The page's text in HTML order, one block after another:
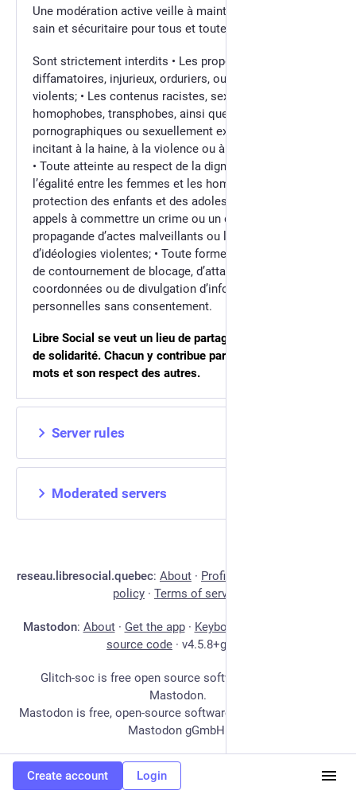
Une modération active veille à maintenir un espace
sain et sécuritaire pour tous et toutes.
Sont strictement interdits • Les propos calomnieux,
diffamatoires, injurieux, orduriers, outrageants ou
violents; • Les contenus racistes, sexistes,
homophobes, transphobes, ainsi que les contenus
pornographiques ou sexuellement explicites, ou
incitant à la haine, à la violence ou à la discrimination;
• Toute atteinte au respect de la dignité humaine, à
l’égalité entre les femmes et les hommes, ainsi qu’à la
protection des enfants et des adolescents; • Les
appels à commettre un crime ou un délit, la
propagande d’actes malveillants ou la promotion
d’idéologies violentes; • Toute forme de harcèlement,
de contournement de blocage, d’attaques
coordonnées ou de divulgation d’informations
personnelles sans consentement.
Libre Social se veut un lieu de partage, de réflexion et
de solidarité. Chacun y contribue par sa présence, ses
mots et son respect des autres.
Server rules
Moderated servers
reseau.libresocial.quebec: About · Profiles directory
policy · Terms of service
Mastodon: About· Get the app· Keyboard shortcuts
source code · v4.5.8+glitch
Glitch-soc is free open source software forked from
Mastodon.
Mastodon is free, open-source software, and a trademark of
Mastodon gGmbH.
Create account Login